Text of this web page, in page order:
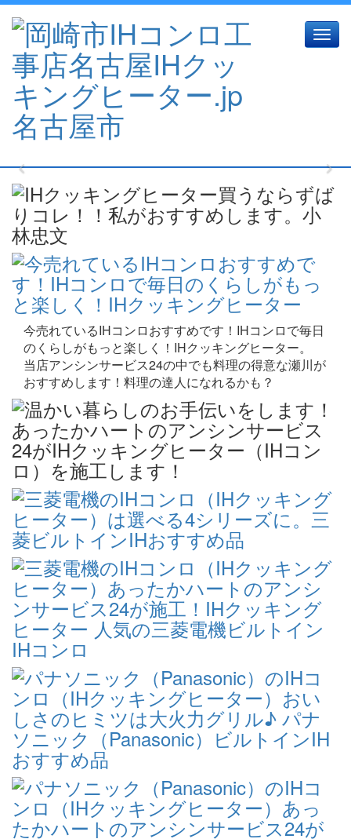
今売れているIHコンロおすすめです！IHコンロで毎日
のくらしがもっと楽しく！IHクッキングヒーター。
当店アンシンサービス24の中でも料理の得意な瀬川が
おすすめします！料理の達人になれるかも？